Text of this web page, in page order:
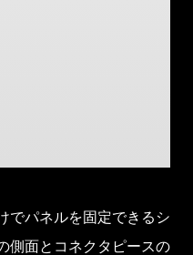
でパネルを固定できるシ
側面とコネクタピースの